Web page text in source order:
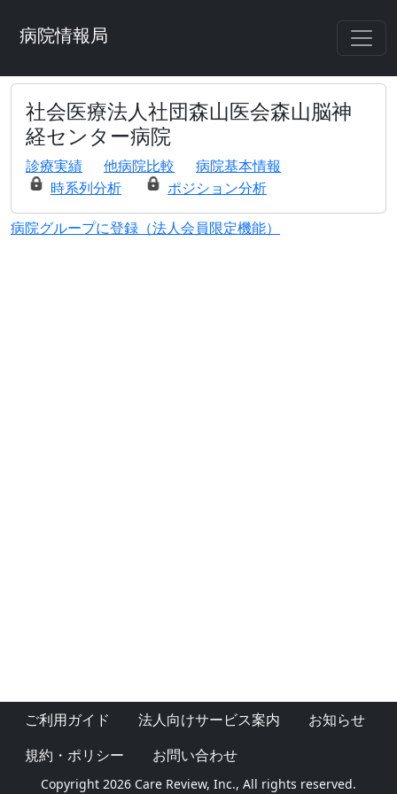
病院情報局
社会医療法人社団森山医会森山脳神
経センター病院
診療実績 他病院比較
病院基本情報
時系列分析
ポジション分析
病院グループに登録（法人会員限定機能）
ご利用ガイド 法人向けサービス案内
お知らせ
規約・ポリシー
お問い合わせ
Copyright 2026 Care Review, Inc., All rights reserved.